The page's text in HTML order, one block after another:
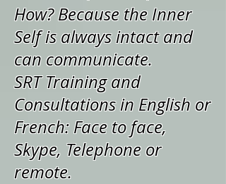
How? Because the Inner
Self is always intact and
can communicate.
SRT Training and
Consultations in English or
French: Face to face,
Skype, Telephone or
remote.